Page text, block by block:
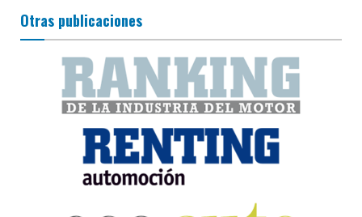
Otras publicaciones